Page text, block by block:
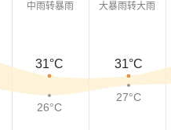
中雨转暴雨 大暴雨转大雨
31°C
31°C
26°C
27°C